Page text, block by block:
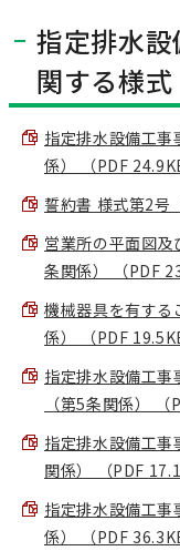
指定排水
関する様式
指定排水設備工
係） （PDF
誓約書 様式第2号
営業所の平面図
条関係） （PDF
機械器具を有す
係） （PDF
指定排水設備工
（第5条関係） （
指定排水設備工
関係） （PDF
指定排水設備工
係） （PDF